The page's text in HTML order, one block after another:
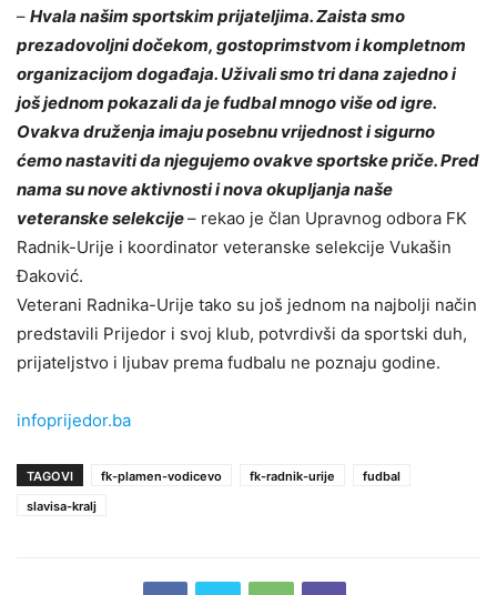
– Hvala našim sportskim prijateljima. Zaista smo
prezadovoljni dočekom, gostoprimstvom i kompletnom
organizacijom događaja. Uživali smo tri dana zajedno i
još jednom pokazali da je fudbal mnogo više od igre.
Ovakva druženja imaju posebnu vrijednost i sigurno
ćemo nastaviti da njegujemo ovakve sportske priče. Pred
nama su nove aktivnosti i nova okupljanja naše
veteranske selekcije– rekao je član Upravnog odbora FK
Radnik-Urije i koordinator veteranske selekcije Vukašin
Đaković.
Veterani Radnika-Urije tako su još jednom na najbolji način
predstavili Prijedor i svoj klub, potvrdivši da sportski duh,
prijateljstvo i ljubav prema fudbalu ne poznaju godine.
infoprijedor.ba
TAGOVI fk-plamen-vodicevo fk-radnik-urije
fudbal
slavisa-kralj